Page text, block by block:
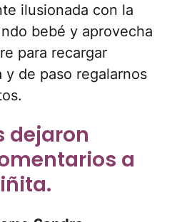
ilusionada con la
bebé y aprovecha
para recargar
y de paso regalarnos
dejaron
a